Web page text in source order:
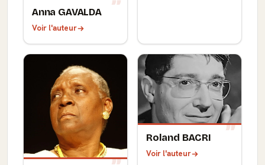
Anna GAVALDA
Voir l'auteur
Roland BACRI
Voir l'auteur